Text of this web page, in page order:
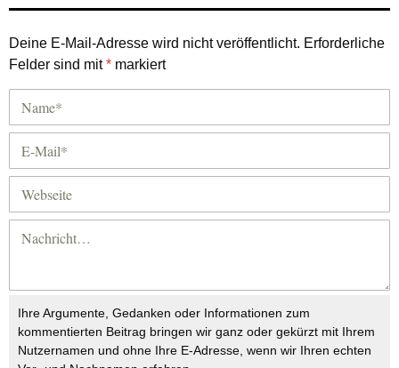
Deine E-Mail-Adresse wird nicht veröffentlicht. Erforderliche
Felder sind mit* markiert
Ihre Argumente, Gedanken oder Informationen zum
kommentierten Beitrag bringen wir ganz oder gekürzt mit Ihrem
Nutzernamen und ohne Ihre E-Adresse, wenn wir Ihren echten